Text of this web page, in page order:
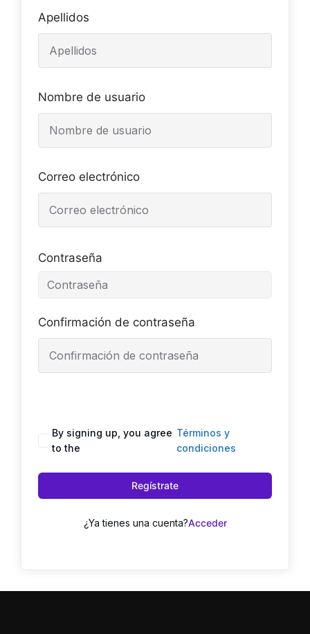
Apellidos
Nombre de usuario
Correo electrónico
Contraseña
Confirmación de contraseña
By signing up, you agree
to the
Términos y
condiciones
Regístrate
¿Ya tienes una cuenta?Acceder